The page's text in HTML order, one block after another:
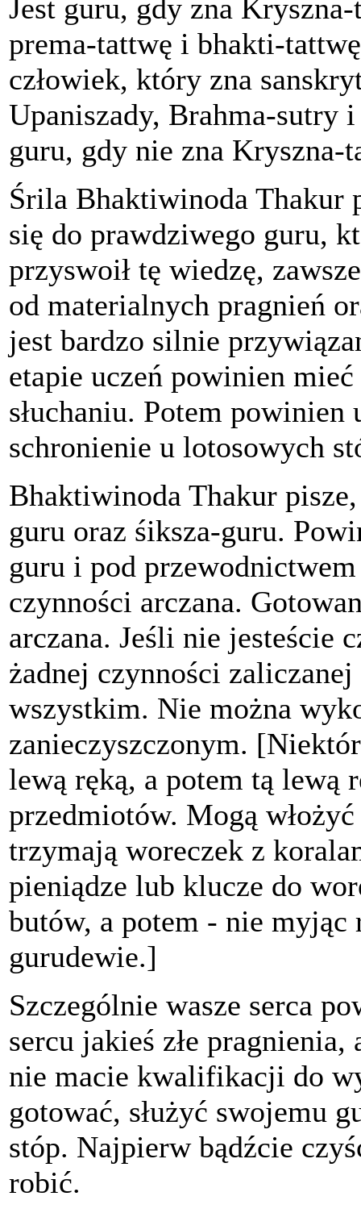
Jest guru, gdy zna
prema-tattwę i bhakti-
człowiek, który zna
Upaniszady, Brahma-sutry
guru, gdy nie zna Kryszna-
Śrila Bhaktiwinoda Thakur
się do prawdziwego guru,
przyswoił tę wiedzę,
od materialnych pragnień
jest bardzo silnie
etapie uczeń powinien
słuchaniu. Potem
schronienie u lotosowych
Bhaktiwinoda Thakur
guru oraz śiksza-guru.
guru i pod
czynności arczana.
arczana. Jeśli nie jesteście
żadnej czynności
wszystkim. Nie można
zanieczyszczonym.
lewą ręką, a potem tą lewą
przedmiotów. Mogą
trzymają woreczek z
pieniądze lub klucze do
butów, a potem - nie
gurudewie.]
Szczególnie wasze serca
sercu jakieś złe pragnienia,
nie macie kwalifikacji do
gotować, służyć swojemu
stóp. Najpierw bądźcie
robić.